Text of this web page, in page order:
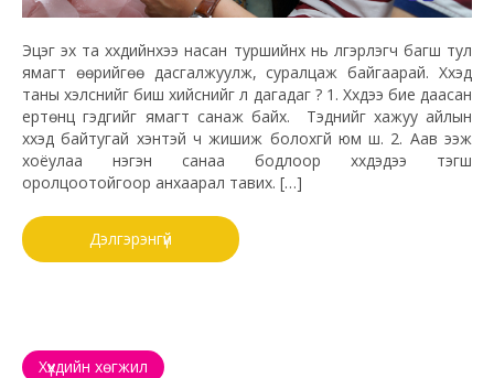
Эцэг эх та хүүхдийнхээ насан туршийнх нь үлгэрлэгч багш тул
ямагт өөрийгөө дасгалжуулж, суралцаж байгаарай. Хүүхэд
таны хэлснийг биш хийснийг л дагадаг ? 1. Хүүхдээ бие даасан
ертөнц гэдгийг ямагт санаж байх. Тэднийг хажуу айлын
хүүхэд байтугай хэнтэй ч жишиж болохгүй юм шүү. 2. Аав ээж
хоёулаа нэгэн санаа бодлоор хүүхдэдээ тэгш
оролцоотойгоор анхаарал тавих. […]
Дэлгэрэнгүй
Хүүхдийн хөгжил